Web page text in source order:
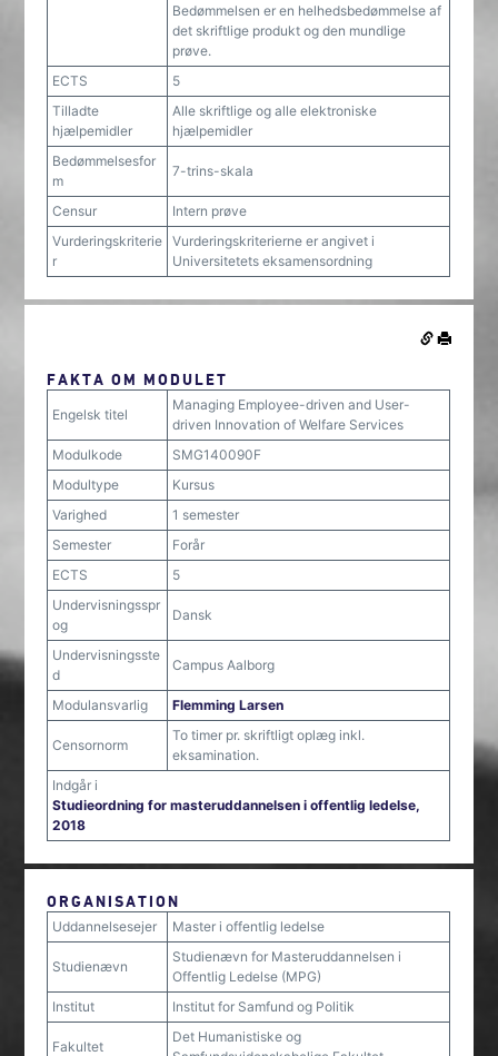
Bedømmelsen er en helhedsbedømmelse af
det skriftlige produkt og den mundlige
prøve.
ECTS
5
Tilladte
hjælpemidler
Alle skriftlige og alle elektroniske
hjælpemidler
Bedømmelsesfor
m
7-trins-skala
Censur
Intern prøve
Vurderingskriterie
r
Vurderingskriterierne er angivet i
Universitetets eksamensordning
FAKTA OM MODULET
Engelsk titel
Managing Employee-driven and User-
driven Innovation of Welfare Services
Modulkode
SMG140090F
Modultype
Kursus
Varighed
1 semester
Semester
Forår
ECTS
5
Undervisningsspr
og
Dansk
Undervisningsste
d
Campus Aalborg
Modulansvarlig Flemming Larsen
Censornorm
To timer pr. skriftligt oplæg inkl.
eksamination.
Indgår i
Studieordning for masteruddannelsen i offentlig ledelse,
2018
ORGANISATION
Uddannelsesejer Master i offentlig ledelse
Studienævn
Studienævn for Masteruddannelsen i
Offentlig Ledelse (MPG)
Institut
Institut for Samfund og Politik
Fakultet
Det Humanistiske og